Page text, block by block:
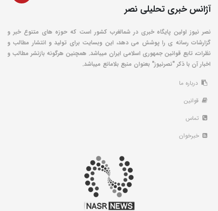
آژانس خبری تحلیلی نصر
نصر نیوز اولین پایگاه خبری در شمالغرب کشور است که حوزه های متنوع خبر و
گزارشات رسانه ی را پوشش می دهد، این وبسایت برای تولید و انتشار مطالب و
نظرات، تابع قوانین جمهوری اسلامی ایران میباشد. همچنین هرگونه بازنشر مطالب و
اخبار آن با ذکر "نصرنیوز" بعنوان منبع بلامانع میباشد.
درباره ما
قوانین
تماس
خبرخوان